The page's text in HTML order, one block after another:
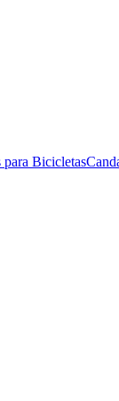
para Bicicletas